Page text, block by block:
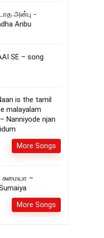
அன்பு -
Anbu
SE – song
is the tamil
malayalam
Nanniyode njan
More Songs
–
More Songs